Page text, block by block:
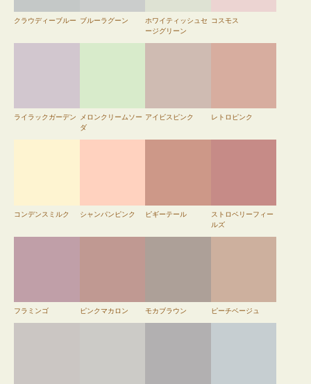
クラウディーブルー ブルーラグーン
ホワイティッシュセ
ージグリーン
コスモス
ライラックガーデン
メロンクリームソー
ダ
アイビスピンク レトロピンク
コンデンスミルク シャンパンピンク ピギーテール
ストロベリーフィー
ルズ
フラミンゴ ピンクマカロン モカブラウン ピーチベージュ